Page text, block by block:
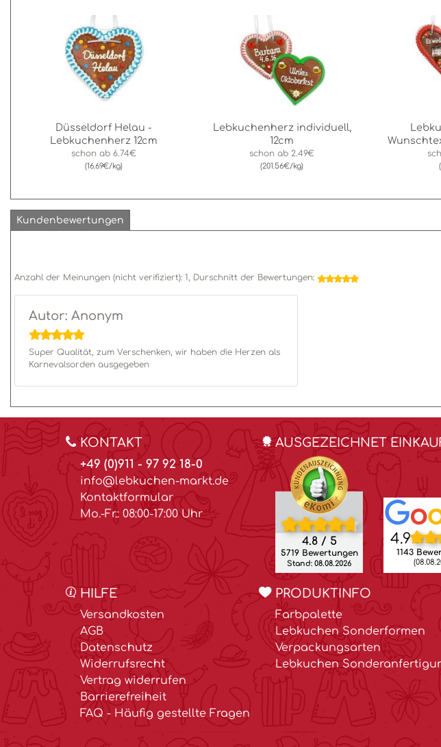
Düsseldorf Helau -
Lebkuchenherz 12cm
schon ab 6.74€
(16.69€/kg)
Lebkuchenherz individuell,
12cm
schon ab 2.49€
(201.56€/kg)
Kundenbewertungen
Anzahl der Meinungen (nicht verifiziert): 1, Durschnitt der Bewertungen:
Autor: Anonym
Super Qualität, zum Verschenken, wir haben die Herzen als
Karnevalsorden ausgegeben
KONTAKT
+49 (0)911 - 97 92 18-0
info@lebkuchen-markt.de
Kontaktformular
Mo.-Fr.: 08:00-17:00 Uhr
AUSGEZEICHNET
4.8 / 5
5719 Bewertungen
Stand: 08.08.2026
4.9
1143
HILFE
Versandkosten
AGB
Datenschutz
Widerrufsrecht
Vertrag widerrufen
Barrierefreiheit
FAQ - Häufig gestellte Fragen
PRODUKTINFO
Farbpalette
Lebkuchen Sonderformen
Verpackungsarten
Lebkuchen